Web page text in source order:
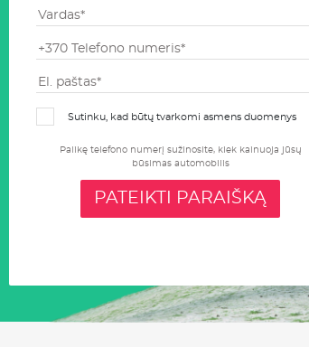
Sutinku, kad būtų tvarkomi asmens duomenys
Palikę telefono numerį sužinosite, kiek kainuoja jūsų
būsimas automobilis
PATEIKTI PARAIŠKĄ